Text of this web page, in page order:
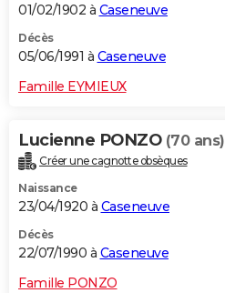
01/02/1902 à Caseneuve
Décès
05/06/1991 à Caseneuve
Famille EYMIEUX
Lucienne PONZO (70 ans)
Créer une cagnotte obsèques
Naissance
23/04/1920 à Caseneuve
Décès
22/07/1990 à Caseneuve
Famille PONZO